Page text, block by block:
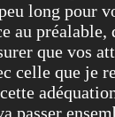
long pour
au préalable,
que vos
celle que je
passer